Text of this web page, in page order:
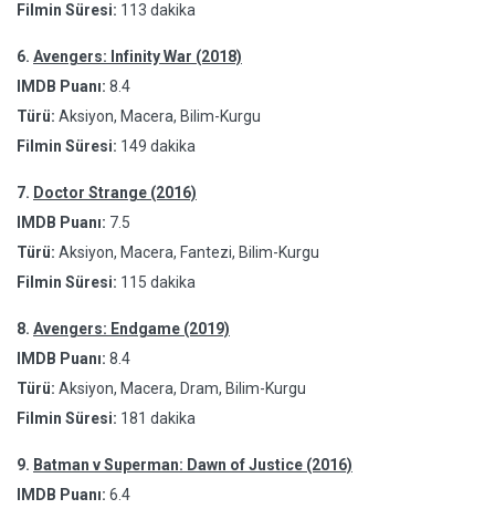
Filmin Süresi: 113 dakika
6. Avengers: Infinity War (2018)
IMDB Puanı: 8.4
Türü: Aksiyon, Macera, Bilim-Kurgu
Filmin Süresi: 149 dakika
7. Doctor Strange (2016)
IMDB Puanı: 7.5
Türü: Aksiyon, Macera, Fantezi, Bilim-Kurgu
Filmin Süresi: 115 dakika
8. Avengers: Endgame (2019)
IMDB Puanı: 8.4
Türü: Aksiyon, Macera, Dram, Bilim-Kurgu
Filmin Süresi: 181 dakika
9. Batman v Superman: Dawn of Justice (2016)
IMDB Puanı: 6.4